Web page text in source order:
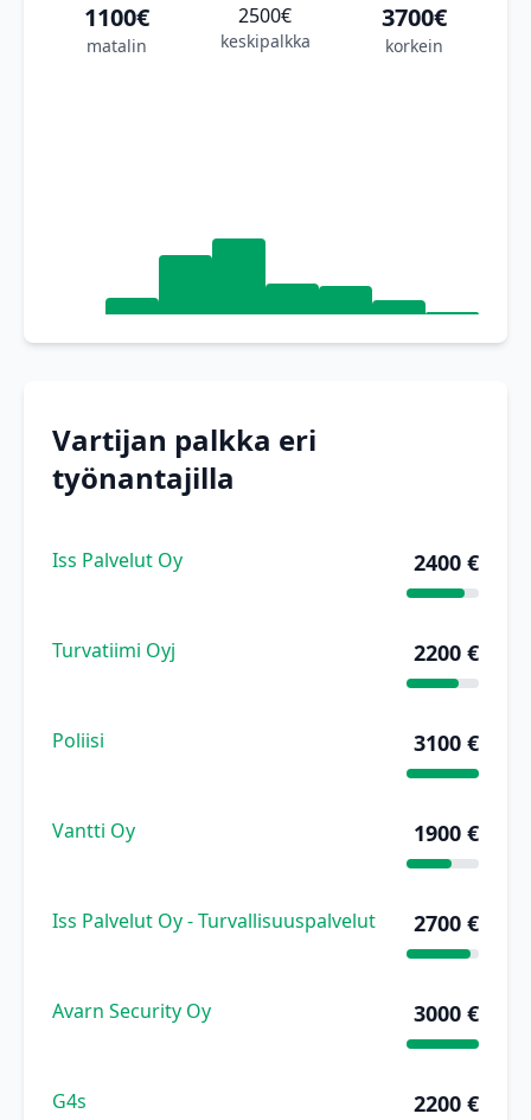
1100€
matalin
2500€
keskipalkka
3700€
korkein
Vartijan palkka eri
työnantajilla
Iss Palvelut Oy 2400 €
Turvatiimi Oyj 2200 €
Poliisi 3100 €
Vantti Oy 1900 €
Iss Palvelut Oy - Turvallisuuspalvelut 2700 €
Avarn Security Oy 3000 €
G4s 2200 €